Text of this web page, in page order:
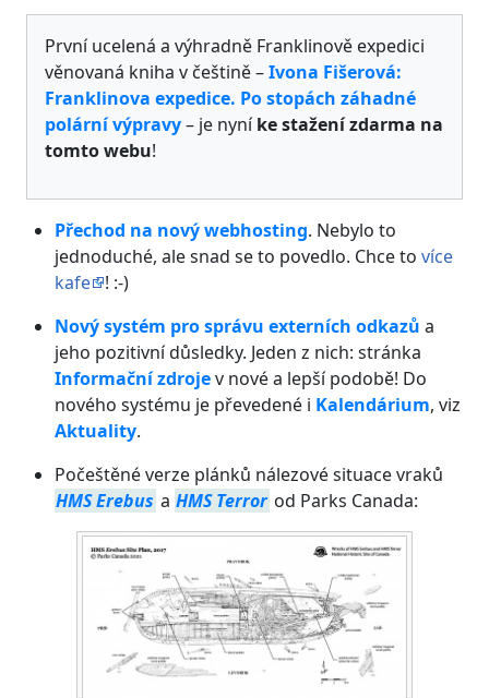
První ucelená a výhradně Franklinově expedici
věnovaná kniha v češtině –Ivona Fišerová:
Franklinova expedice. Po stopách záhadné
polární výpravy– je nyníke stažení zdarma na
tomto webu!
Přechod na nový webhosting. Nebylo to
jednoduché, ale snad se to povedlo. Chce to více
kafe
! :-)
Nový systém pro správu externích odkazů a
jeho pozitivní důsledky. Jeden z nich: stránka
Informační zdrojev nové a lepší podobě! Do
nového systému je převedené i Kalendárium, viz
Aktuality.
Počeštěné verze plánků nálezové situace vraků
HMS Erebus a HMS Terror od Parks Canada: